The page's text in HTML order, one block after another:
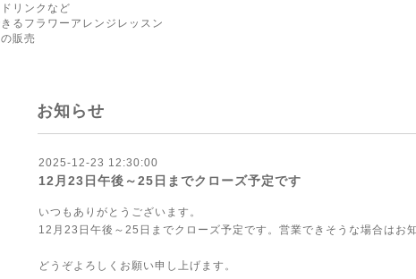
リンクなど
るフラワーアレンジレッスン
販売
お知らせ
2025-12-23 12:30:00
12月23日午後～25日までクローズ予定です
いつもありがとうございます。
12月23日午後～25日までクローズ予定です。営業できそうな場合はお
どうぞよろしくお願い申し上げます。